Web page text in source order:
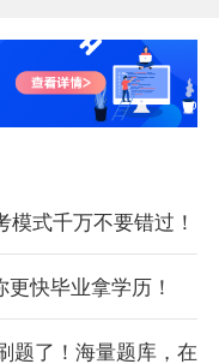
式千万不要错过！
快毕业拿学历！
题了！海量题库，在